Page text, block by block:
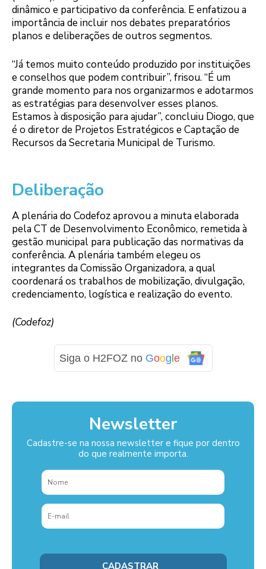
dinâmico e participativo da conferência. E enfatizou a
importância de incluir nos debates preparatórios
planos e deliberações de outros segmentos.
“Já temos muito conteúdo produzido por instituições
e conselhos que podem contribuir”, frisou. “É um
grande momento para nos organizarmos e adotarmos
as estratégias para desenvolver esses planos.
Estamos à disposição para ajudar”, concluiu Diogo, que
é o diretor de Projetos Estratégicos e Captação de
Recursos da Secretaria Municipal de Turismo.
Deliberação
A plenária do Codefoz aprovou a minuta elaborada
pela CT de Desenvolvimento Econômico, remetida à
gestão municipal para publicação das normativas da
conferência. A plenária também elegeu os
integrantes da Comissão Organizadora, a qual
coordenará os trabalhos de mobilização, divulgação,
credenciamento, logística e realização do evento.
(Codefoz)
Siga o H2FOZ no Google
Newsletter
Cadastre-se na nossa newsletter e fique por dentro
do que realmente importa.